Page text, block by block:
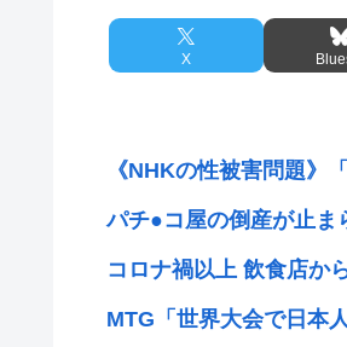
X
《NHKの性被害問題》
パチ●コ屋の倒産が止ま
コロナ禍以上 飲食店か
MTG「世界大会で日本